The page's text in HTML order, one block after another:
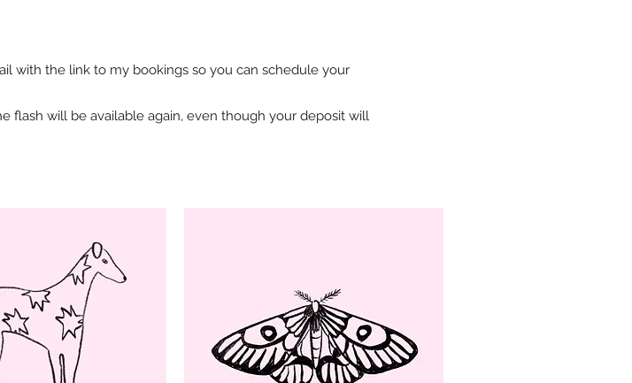
with the link to my bookings so you can schedule your
flash will be available again, even though your deposit will